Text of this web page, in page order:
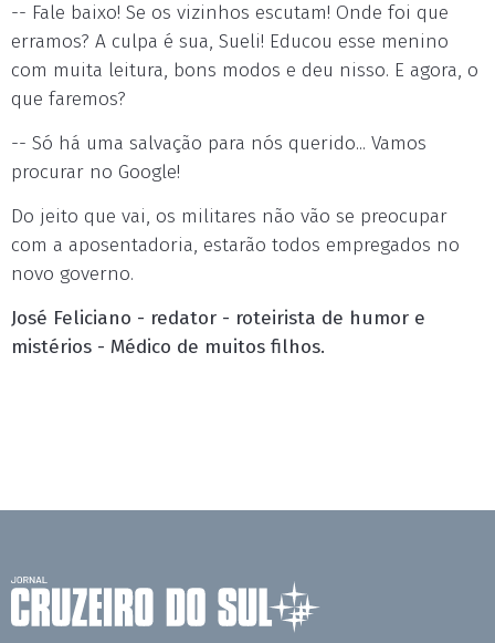
-- Fale baixo! Se os vizinhos escutam! Onde foi que
erramos? A culpa é sua, Sueli! Educou esse menino
com muita leitura, bons modos e deu nisso. E agora, o
que faremos?
-- Só há uma salvação para nós querido... Vamos
procurar no Google!
Do jeito que vai, os militares não vão se preocupar
com a aposentadoria, estarão todos empregados no
novo governo.
José Feliciano - redator - roteirista de humor e
mistérios - Médico de muitos filhos.